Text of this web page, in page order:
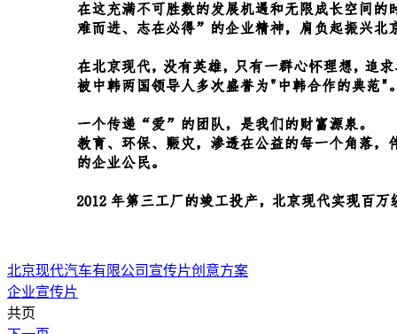
北京现代汽车有限公司宣传片创意方案
企业宣传片
共页